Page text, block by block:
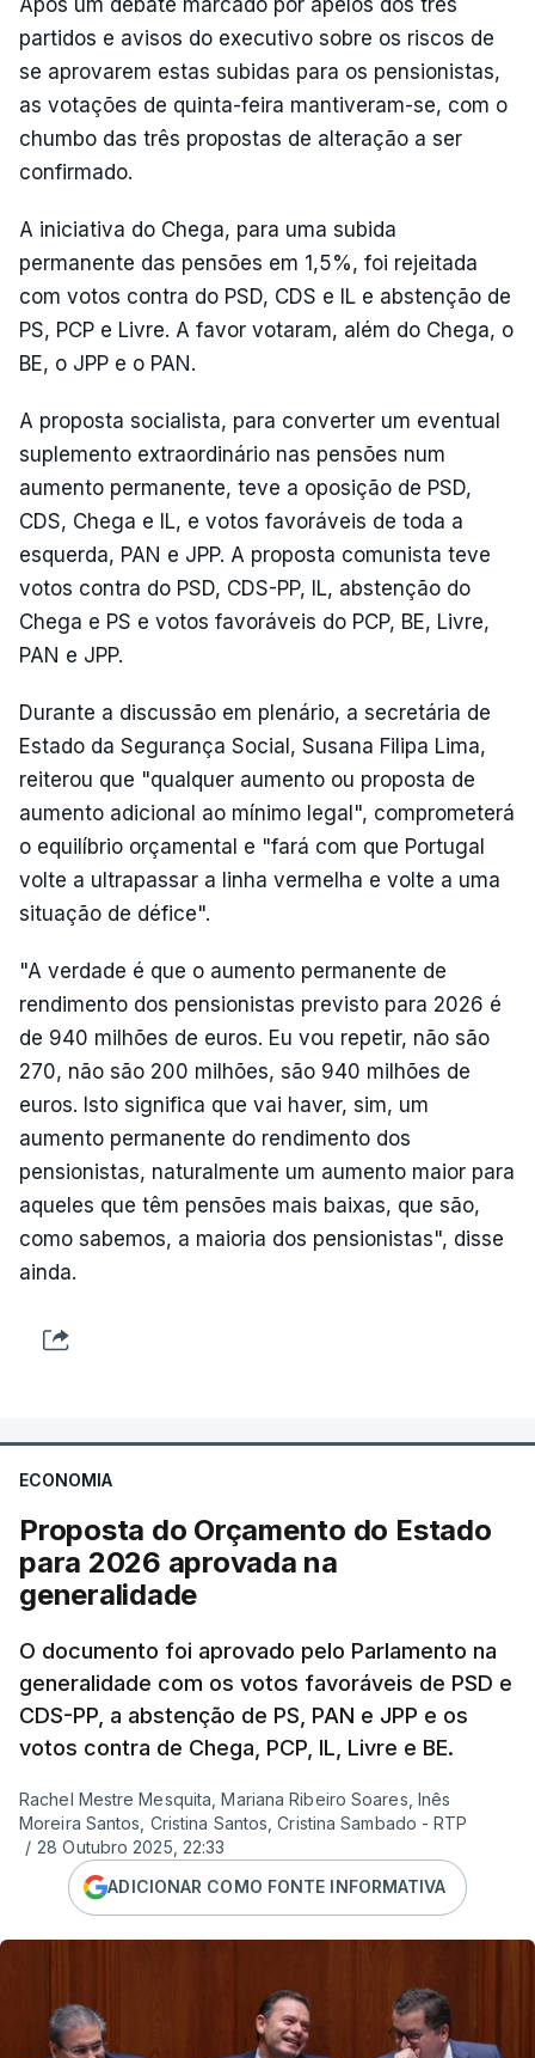
partidos e avisos do executivo sobre os riscos de
se aprovarem estas subidas para os pensionistas,
as votações de quinta-feira mantiveram-se, com o
chumbo das três propostas de alteração a ser
confirmado.
A iniciativa do Chega, para uma subida
permanente das pensões em 1,5%, foi rejeitada
com votos contra do PSD, CDS e IL e abstenção de
PS, PCP e Livre. A favor votaram, além do Chega, o
BE, o JPP e o PAN.
A proposta socialista, para converter um eventual
suplemento extraordinário nas pensões num
aumento permanente, teve a oposição de PSD,
CDS, Chega e IL, e votos favoráveis de toda a
esquerda, PAN e JPP. A proposta comunista teve
votos contra do PSD, CDS-PP, IL, abstenção do
Chega e PS e votos favoráveis do PCP, BE, Livre,
PAN e JPP.
Durante a discussão em plenário, a secretária de
Estado da Segurança Social, Susana Filipa Lima,
reiterou que "qualquer aumento ou proposta de
aumento adicional ao mínimo legal", comprometerá
o equilíbrio orçamental e "fará com que Portugal
volte a ultrapassar a linha vermelha e volte a uma
situação de défice".
"A verdade é que o aumento permanente de
rendimento dos pensionistas previsto para 2026 é
de 940 milhões de euros. Eu vou repetir, não são
270, não são 200 milhões, são 940 milhões de
euros. Isto significa que vai haver, sim, um
aumento permanente do rendimento dos
pensionistas, naturalmente um aumento maior para
aqueles que têm pensões mais baixas, que são,
como sabemos, a maioria dos pensionistas", disse
ainda.
ECONOMIA
Proposta do Orçamento do Estado
para 2026 aprovada na
generalidade
O documento foi aprovado pelo Parlamento na
generalidade com os votos favoráveis de PSD e
CDS-PP, a abstenção de PS, PAN e JPP e os
votos contra de Chega, PCP, IL, Livre e BE.
Rachel Mestre Mesquita, Mariana Ribeiro Soares, Inês
Moreira Santos, Cristina Santos, Cristina Sambado - RTP
/ 28 Outubro 2025, 22:33
ADICIONAR COMO FONTE INFORMATIVA